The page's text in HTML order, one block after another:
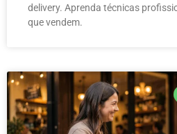
delivery. Aprenda técnicas
que vendem.